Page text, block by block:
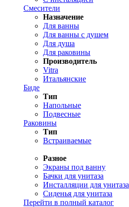
Смесители
Назначение
Для ванны
Для ванны с душем
Для душа
Для раковины
Производитель
Vitra
Итальянские
Биде
Тип
Напольные
Подвесные
Раковины
Тип
Встраиваемые
Разное
Экраны под ванну
Бачки для унитаза
Инсталляции для унитаза
Сиденья для унитаза
Перейти в полный каталог